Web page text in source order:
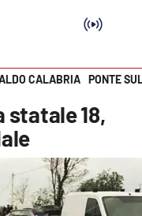
CALABRIA PONTE
18,